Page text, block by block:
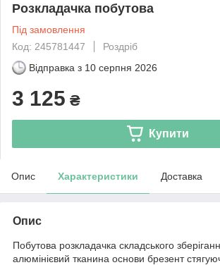
Розкладачка побутова
Під замовлення
Код: 245781447
Роздріб
Відправка з 10 серпня 2026
3 125 ₴
Купити
Опис Характеристики Доставка
Опис
Побутова розкладачка складського
алюмінієвий тканина основи брезент